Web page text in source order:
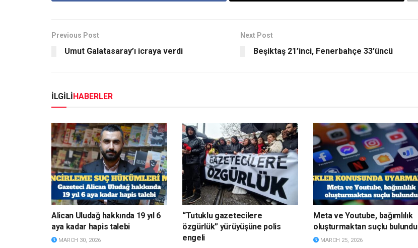
Previous Post
Umut Galatasaray’ı icraya verdi
Next Post
Beşiktaş 21’inci, Fenerbahçe 33’üncü
İLGİLİHABERLER
Alican Uludağ hakkında 19 yıl 6
aya kadar hapis talebi
MARCH 30, 2026
“Tutuklu gazetecilere
özgürlük” yürüyüşüne polis
engeli
Meta ve Youtube, bağımlılık
oluşturmaktan suçlu bulundu
MARCH 25, 2026